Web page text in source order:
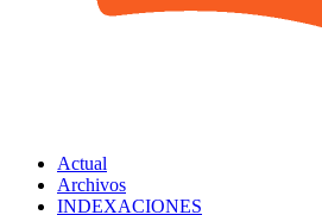
Actual
Archivos
INDEXACIONES